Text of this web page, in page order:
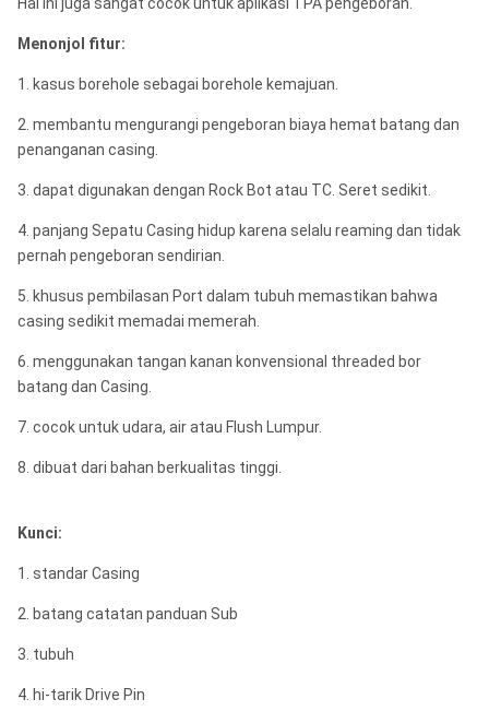
Menonjol fitur:
1. kasus borehole sebagai borehole kemajuan.
2. membantu mengurangi pengeboran biaya hemat batang dan
penanganan casing.
3. dapat digunakan dengan Rock Bot atau TC. Seret sedikit.
4. panjang Sepatu Casing hidup karena selalu reaming dan tidak
pernah pengeboran sendirian.
5. khusus pembilasan Port dalam tubuh memastikan bahwa
casing sedikit memadai memerah.
6. menggunakan tangan kanan konvensional threaded bor
batang dan Casing.
7. cocok untuk udara, air atau Flush Lumpur.
8. dibuat dari bahan berkualitas tinggi.
Kunci:
1. standar Casing
2. batang catatan panduan Sub
3. tubuh
4. hi-tarik Drive Pin